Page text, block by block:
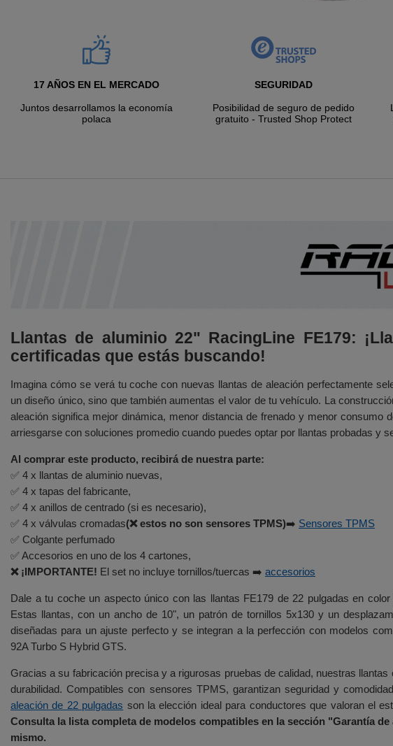
17 AÑOS EN EL MERCADO
Juntos desarrollamos la economía
polaca
SEGURIDAD
Posibilidad de seguro de pedido
gratuito - Trusted Shop Protect
Llantas de aluminio 22" RacingLine FE179:
certificadas que estás buscando!
Imagina cómo se verá tu coche con nuevas llantas de aleación perfectamente
un diseño único, sino que también aumentas el valor de tu vehículo. La
aleación significa mejor dinámica, menor distancia de frenado y menor consumo
arriesgarse con soluciones promedio cuando puedes optar por llantas probadas y
Al comprar este producto, recibirá de nuestra parte:
✅ 4 x llantas de aluminio nuevas,
✅ 4 x tapas del fabricante,
✅ 4 x anillos de centrado (si es necesario),
✅ 4 x válvulas cromadas(❌ estos no son sensores TPMS)➡️ Sensores TPMS
✅ Colgante perfumado
✅ Accesorios en uno de los 4 cartones,
❌ ¡IMPORTANTE! El set no incluye tornillos/tuercas ➡️ accesorios
Dale a tu coche un aspecto único con las llantas FE179 de 22 pulgadas en
Estas llantas, con un ancho de 10", un patrón de tornillos 5x130 y un
diseñadas para un ajuste perfecto y se integran a la perfección con modelos
92A Turbo S Hybrid GTS.
Gracias a su fabricación precisa y a rigurosas pruebas de calidad, nuestras llantas
durabilidad. Compatibles con sensores TPMS, garantizan seguridad y
aleación de 22 pulgadas son la elección ideal para conductores que valoran el
Consulta la lista completa de modelos compatibles en la sección "Garantía
mismo.